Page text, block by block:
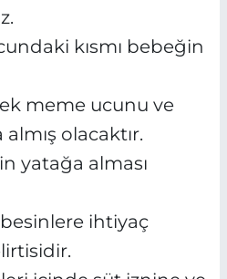
kısmı bebeğin
meme ucunu ve
olacaktır.
yatağa alması
ihtiyaç